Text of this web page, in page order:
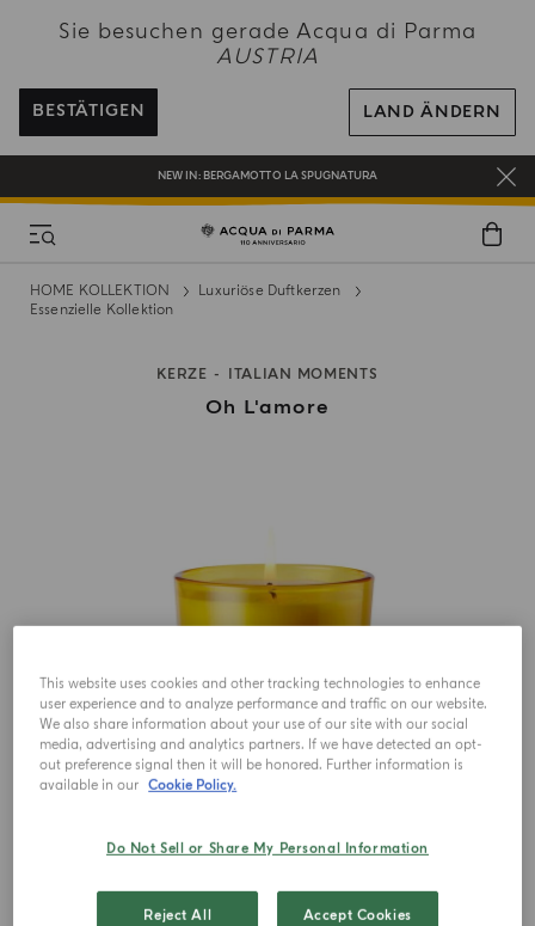
Sie besuchen gerade Acqua di Parma
AUSTRIA
BESTÄTIGEN LAND ÄNDERN
BEI ALLEN BESTELLUNGEN ÜBER 120€ ERHALTEN SIE EINE KOSTENLOSE
LIEFERUNG
REGISTRIEREN SIE SICH UND GENIESSEN SIE EINE WELT VOLLER VORTEILE
EIN GESCHENK FÜR SIE AUF ALLE BESTELLUNGEN ÜBER 180€
NEW IN: BERGAMOTTO LA SPUGNATURA
HOME KOLLEKTION
Luxuriöse Duftkerzen
Essenzielle Kollektion
KERZE ITALIAN MOMENTS
Oh L'amore
This website uses cookies and other tracking technologies to enhance
user experience and to analyze performance and traffic on our website.
We also share information about your use of our site with our social
media, advertising and analytics partners. If we have detected an opt-
out preference signal then it will be honored. Further information is
available in our Cookie Policy.
Do Not Sell or Share My Personal Information
Reject All Accept Cookies